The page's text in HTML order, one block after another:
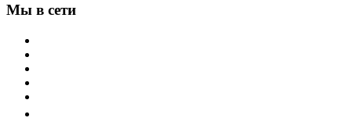
Мы в сети